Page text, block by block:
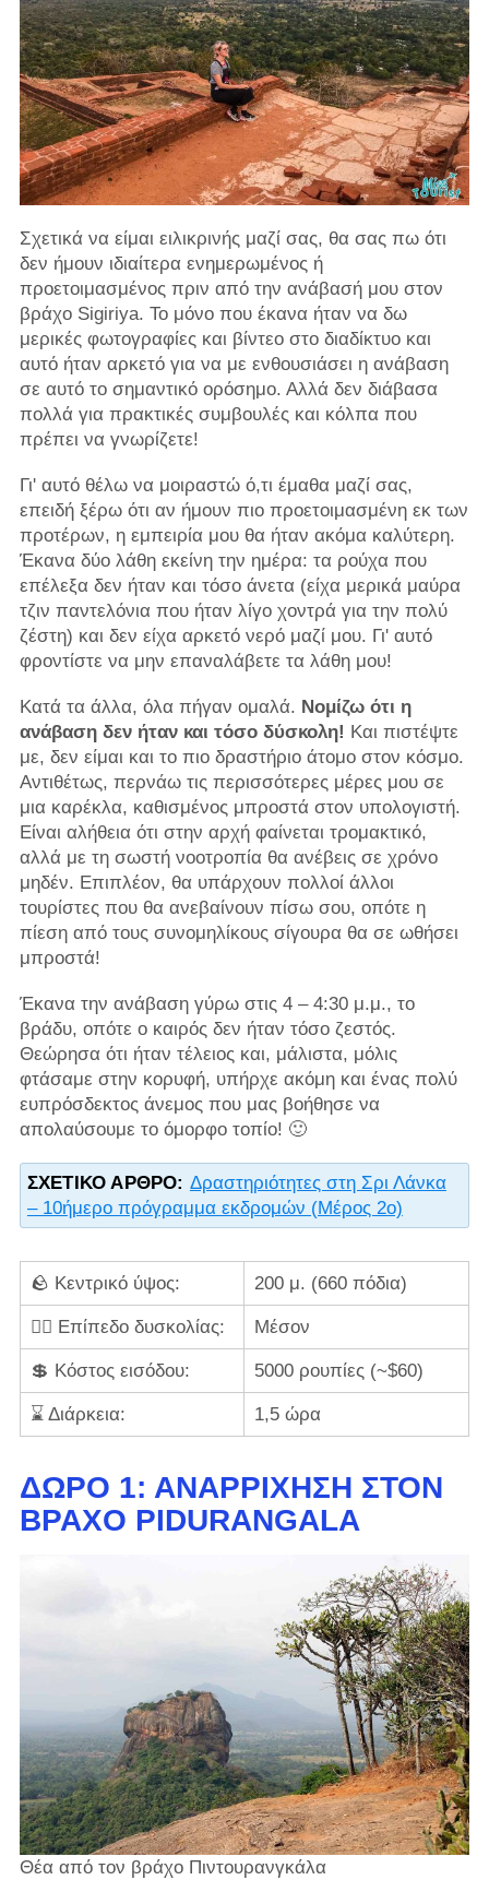
Σχετικά να είμαι ειλικρινής μαζί σας, θα σας πω ότι
δεν ήμουν ιδιαίτερα ενημερωμένος ή
προετοιμασμένος πριν από την ανάβασή μου στον
βράχο Sigiriya. Το μόνο που έκανα ήταν να δω
μερικές φωτογραφίες και βίντεο στο διαδίκτυο και
αυτό ήταν αρκετό για να με ενθουσιάσει η ανάβαση
σε αυτό το σημαντικό ορόσημο. Αλλά δεν διάβασα
πολλά για πρακτικές συμβουλές και κόλπα που
πρέπει να γνωρίζετε!
Γι' αυτό θέλω να μοιραστώ ό,τι έμαθα μαζί σας,
επειδή ξέρω ότι αν ήμουν πιο προετοιμασμένη εκ των
προτέρων, η εμπειρία μου θα ήταν ακόμα καλύτερη.
Έκανα δύο λάθη εκείνη την ημέρα: τα ρούχα που
επέλεξα δεν ήταν και τόσο άνετα (είχα μερικά μαύρα
τζιν παντελόνια που ήταν λίγο χοντρά για την πολύ
ζέστη) και δεν είχα αρκετό νερό μαζί μου. Γι' αυτό
φροντίστε να μην επαναλάβετε τα λάθη μου!
Κατά τα άλλα, όλα πήγαν ομαλά. Νομίζω ότι η
ανάβαση δεν ήταν και τόσο δύσκολη! Και πιστέψτε
με, δεν είμαι και το πιο δραστήριο άτομο στον κόσμο.
Αντιθέτως, περνάω τις περισσότερες μέρες μου σε
μια καρέκλα, καθισμένος μπροστά στον υπολογιστή.
Είναι αλήθεια ότι στην αρχή φαίνεται τρομακτικό,
αλλά με τη σωστή νοοτροπία θα ανέβεις σε χρόνο
μηδέν. Επιπλέον, θα υπάρχουν πολλοί άλλοι
τουρίστες που θα ανεβαίνουν πίσω σου, οπότε η
πίεση από τους συνομηλίκους σίγουρα θα σε ωθήσει
μπροστά!
Έκανα την ανάβαση γύρω στις 4 – 4:30 μ.μ., το
βράδυ, οπότε ο καιρός δεν ήταν τόσο ζεστός.
Θεώρησα ότι ήταν τέλειος και, μάλιστα, μόλις
φτάσαμε στην κορυφή, υπήρχε ακόμη και ένας πολύ
ευπρόσδεκτος άνεμος που μας βοήθησε να
απολαύσουμε το όμορφο τοπίο! 🙂
ΣΧΕΤΙΚΌ ΆΡΘΡΟ: Δραστηριότητες στη Σρι Λάνκα
– 10ήμερο πρόγραμμα εκδρομών (Μέρος 2ο)
🪨 Κεντρικό ύψος: 200 μ. (660 πόδια)
🧗‍♀️ Επίπεδο δυσκολίας: Μέσον
💲 Κόστος εισόδου: 5000 ρουπίες (~$60)
⌛ Διάρκεια: 1,5 ώρα
ΔΩΡΟ 1: ΑΝΑΡΡΊΧΗΣΗ ΣΤΟΝ
ΒΡΆΧΟ PIDURANGALA
Θέα από τον βράχο Πιντουρανγκάλα